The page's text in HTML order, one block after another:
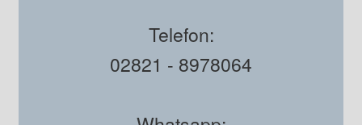
Telefon:
02821 - 8978064